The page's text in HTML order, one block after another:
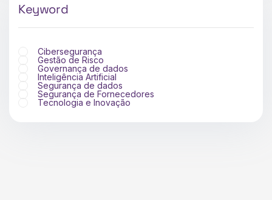
Keyword
Cibersegurança
Gestão de Risco
Governança de dados
Inteligência Artificial
Segurança de dados
Segurança de Fornecedores
Tecnologia e Inovação